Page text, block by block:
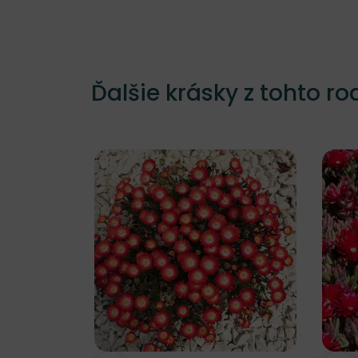
Ďalšie krásky z tohto